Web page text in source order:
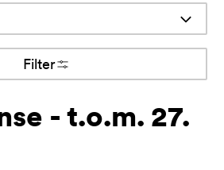
- t.o.m. 27.
Filter